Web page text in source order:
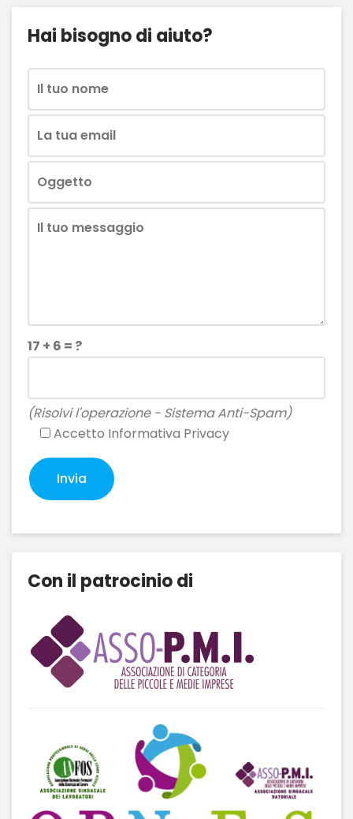
Hai bisogno di aiuto?
17 + 6 = ?
(Risolvi l'operazione - Sistema Anti-Spam)
Accetto Informativa Privacy
Con il patrocinio di